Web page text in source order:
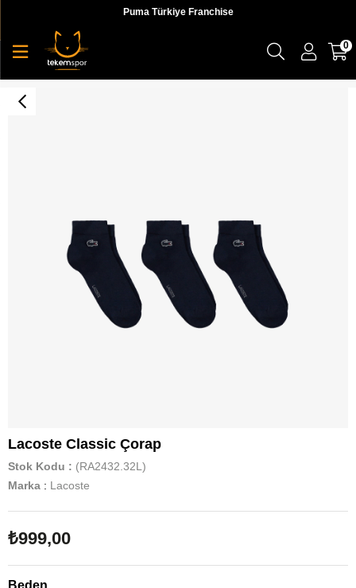
Puma Türkiye Franchise
0
Lacoste Classic Çorap
Stok Kodu
(RA2432.32L)
Marka : Lacoste
₺999,00
Beden